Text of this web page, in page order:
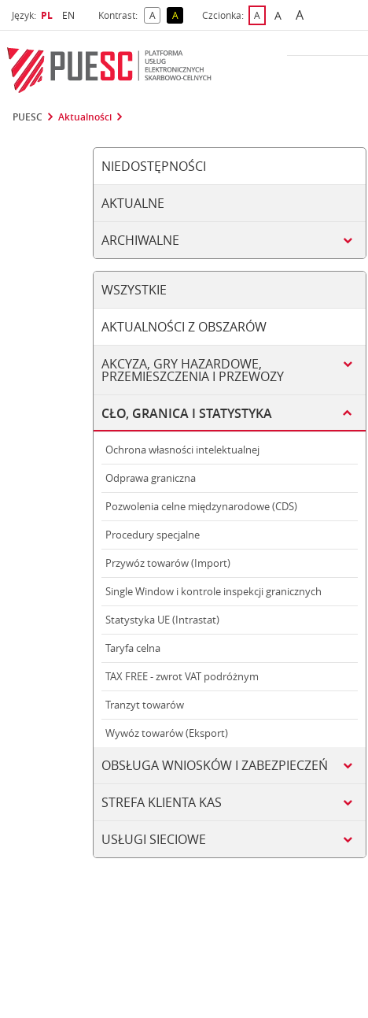
Język: Wybrany język
PL Wybierz język
EN Kontrast: Akontrast domyślny
Akontrast żółty tekst na czarnym tle
Czcionka: Adomyślna czcionka
Awiększa czcionka
Anajwiększa
PUESC Aktualności
NIEDOSTĘPNOŚCI
AKTUALNE
ARCHIWALNE
WSZYSTKIE
AKTUALNOŚCI Z OBSZARÓW
AKCYZA, GRY HAZARDOWE,
PRZEMIESZCZENIA I PRZEWOZY
CŁO, GRANICA I STATYSTYKA
Ochrona własności intelektualnej
Odprawa graniczna
Pozwolenia celne międzynarodowe (CDS)
Procedury specjalne
Przywóz towarów (Import)
Single Window i kontrole inspekcji granicznych
Statystyka UE (Intrastat)
Taryfa celna
TAX FREE - zwrot VAT podróżnym
Tranzyt towarów
Wywóz towarów (Eksport)
OBSŁUGA WNIOSKÓW I ZABEZPIECZEŃ
STREFA KLIENTA KAS
USŁUGI SIECIOWE